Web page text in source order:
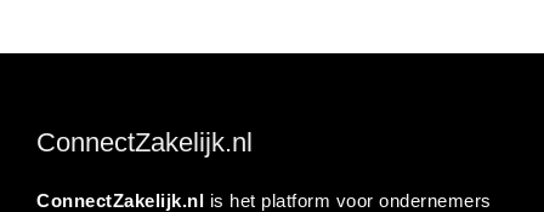
ConnectZakelijk.nl
ConnectZakelijk.nl is het platform voor ondernemers